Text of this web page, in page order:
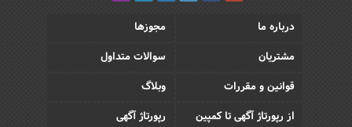
درباره ما
مجوزها
مشتریان
سوالات متداول
قوانین و مقررات
وبلاگ
از رپورتاژ آگهی تا کمپین
رپورتاژ آگهی